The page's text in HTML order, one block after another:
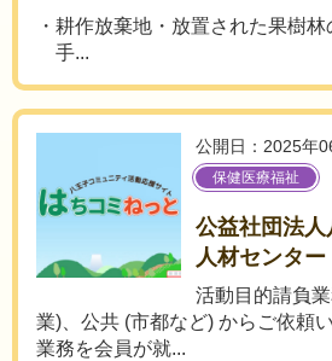
・耕作放棄地・放置された果樹林
手...
公開日：2025年
保健医療福祉
公益社団法
人材センター
活動目的請負
業)、公共 (市都など) からご依頼
業務を会員が就...